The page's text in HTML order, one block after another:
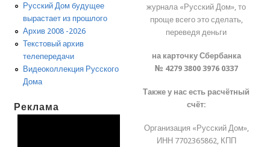
Русский Дом будущее
вырастает из прошлого
Архив 2008 -2026
Текстовый архив
телепередачи
Видеоколлекция Русского
Дома
Реклама
журнала «Русский Дом», то
проще всего это сделать,
переведя деньги
на карточку Сбербанка
№ 4279 3800 3976 0337
Также у нас есть расчётный
счёт:
Организация «Русский Дом»,
ИНН 7702365862, КПП